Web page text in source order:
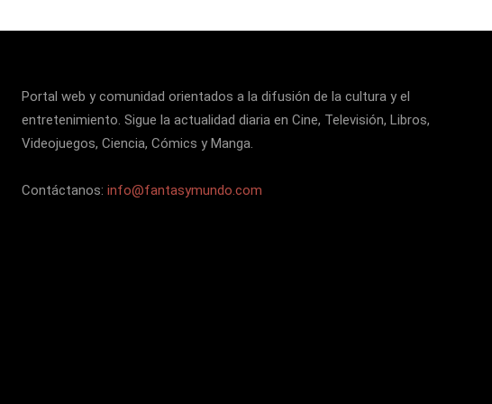
Portal web y comunidad orientados a la difusión de la cultura y el
entretenimiento. Sigue la actualidad diaria en Cine, Televisión, Libros,
Videojuegos, Ciencia, Cómics y Manga.
Contáctanos: info@fantasymundo.com